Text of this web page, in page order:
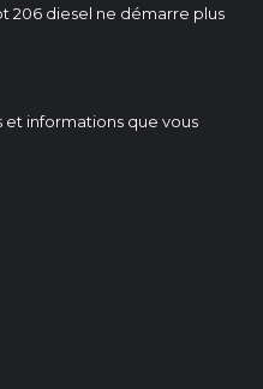
206 diesel ne démarre plus
et informations que vous